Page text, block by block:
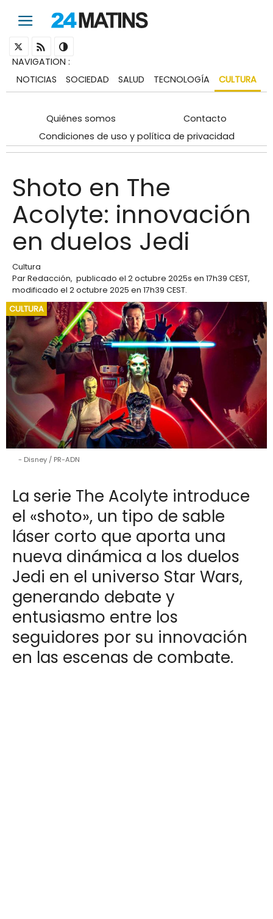
NAVIGATION :
NOTICIAS
SOCIEDAD SALUD TECNOLOGÍA CULTURA
Quiénes somos
Contacto
Condiciones de uso y política de privacidad
Shoto en The
Acolyte: innovación
en duelos Jedi
Cultura
ParRedacción, publicado el 2 octubre 2025s en 17h39 CEST,
modificado el 2 octubre 2025 en 17h39 CEST.
CULTURA
Disney / PR-ADN
La serie The Acolyte introduce
el «shoto», un tipo de sable
láser corto que aporta una
nueva dinámica a los duelos
Jedi en el universo Star Wars,
generando debate y
entusiasmo entre los
seguidores por su innovación
en las escenas de combate.